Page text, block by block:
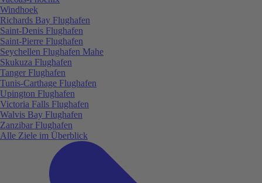
Windhoek
Richards Bay Flughafen
Saint-Denis Flughafen
Saint-Pierre Flughafen
Seychellen Flughafen Mahe
Skukuza Flughafen
Tanger Flughafen
Tunis-Carthage Flughafen
Upington Flughafen
Victoria Falls Flughafen
Walvis Bay Flughafen
Zanzibar Flughafen
Alle Ziele im Überblick